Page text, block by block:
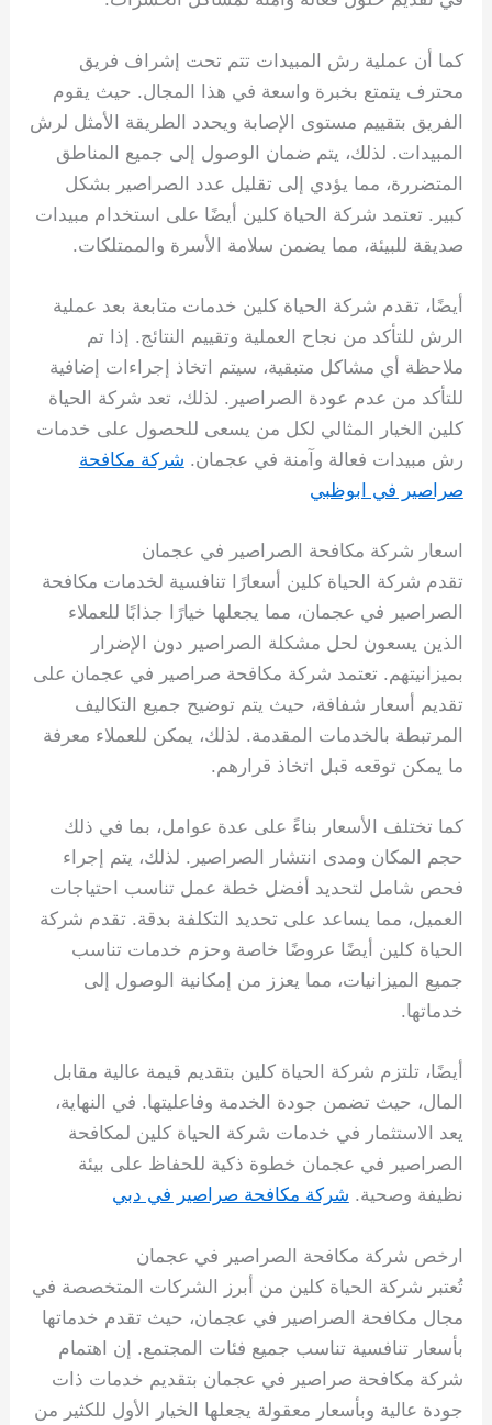
كما أن عملية رش المبيدات تتم تحت إشراف فريق
محترف يتمتع بخبرة واسعة في هذا المجال. حيث يقوم
الفريق بتقييم مستوى الإصابة ويحدد الطريقة الأمثل لرش
المبيدات. لذلك، يتم ضمان الوصول إلى جميع المناطق
المتضررة، مما يؤدي إلى تقليل عدد الصراصير بشكل
كبير. تعتمد شركة الحياة كلين أيضًا على استخدام مبيدات
صديقة للبيئة، مما يضمن سلامة الأسرة والممتلكات.
أيضًا، تقدم شركة الحياة كلين خدمات متابعة بعد عملية
الرش للتأكد من نجاح العملية وتقييم النتائج. إذا تم
ملاحظة أي مشاكل متبقية، سيتم اتخاذ إجراءات إضافية
للتأكد من عدم عودة الصراصير. لذلك، تعد شركة الحياة
كلين الخيار المثالي لكل من يسعى للحصول على خدمات
رش مبيدات فعالة وآمنة في عجمان. شركة مكافحة
صراصير في ابوظبي
اسعار شركة مكافحة الصراصير في عجمان
تقدم شركة الحياة كلين أسعارًا تنافسية لخدمات مكافحة
الصراصير في عجمان، مما يجعلها خيارًا جذابًا للعملاء
الذين يسعون لحل مشكلة الصراصير دون الإضرار
بميزانيتهم. تعتمد شركة مكافحة صراصير في عجمان على
تقديم أسعار شفافة، حيث يتم توضيح جميع التكاليف
المرتبطة بالخدمات المقدمة. لذلك، يمكن للعملاء معرفة
ما يمكن توقعه قبل اتخاذ قرارهم.
كما تختلف الأسعار بناءً على عدة عوامل، بما في ذلك
حجم المكان ومدى انتشار الصراصير. لذلك، يتم إجراء
فحص شامل لتحديد أفضل خطة عمل تناسب احتياجات
العميل، مما يساعد على تحديد التكلفة بدقة. تقدم شركة
الحياة كلين أيضًا عروضًا خاصة وحزم خدمات تناسب
جميع الميزانيات، مما يعزز من إمكانية الوصول إلى
خدماتها.
أيضًا، تلتزم شركة الحياة كلين بتقديم قيمة عالية مقابل
المال، حيث تضمن جودة الخدمة وفاعليتها. في النهاية،
يعد الاستثمار في خدمات شركة الحياة كلين لمكافحة
الصراصير في عجمان خطوة ذكية للحفاظ على بيئة
نظيفة وصحية. شركة مكافحة صراصير في دبي
ارخص شركة مكافحة الصراصير في عجمان
تُعتبر شركة الحياة كلين من أبرز الشركات المتخصصة في
مجال مكافحة الصراصير في عجمان، حيث تقدم خدماتها
بأسعار تنافسية تناسب جميع فئات المجتمع. إن اهتمام
شركة مكافحة صراصير في عجمان بتقديم خدمات ذات
جودة عالية وبأسعار معقولة يجعلها الخيار الأول للكثير من